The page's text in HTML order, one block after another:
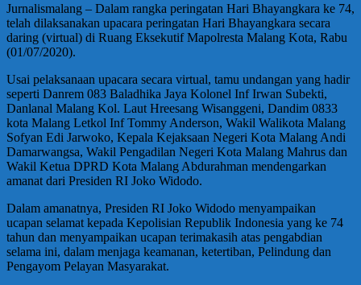
Jurnalismalang – Dalam rangka peringatan Hari Bhayangkara ke 74,
telah dilaksanakan upacara peringatan Hari Bhayangkara secara
daring (virtual) di Ruang Eksekutif Mapolresta Malang Kota, Rabu
(01/07/2020).
Usai pelaksanaan upacara secara virtual, tamu undangan yang hadir
seperti Danrem 083 Baladhika Jaya Kolonel Inf Irwan Subekti,
Danlanal Malang Kol. Laut Hreesang Wisanggeni, Dandim 0833
kota Malang Letkol Inf Tommy Anderson, Wakil Walikota Malang
Sofyan Edi Jarwoko, Kepala Kejaksaan Negeri Kota Malang Andi
Damarwangsa, Wakil Pengadilan Negeri Kota Malang Mahrus dan
Wakil Ketua DPRD Kota Malang Abdurahman mendengarkan
amanat dari Presiden RI Joko Widodo.
Dalam amanatnya, Presiden RI Joko Widodo menyampaikan
ucapan selamat kepada Kepolisian Republik Indonesia yang ke 74
tahun dan menyampaikan ucapan terimakasih atas pengabdian
selama ini, dalam menjaga keamanan, ketertiban, Pelindung dan
Pengayom Pelayan Masyarakat.